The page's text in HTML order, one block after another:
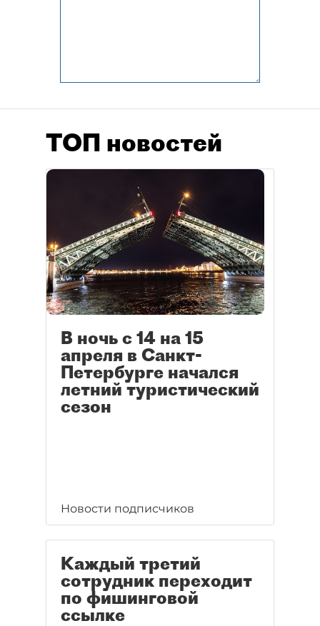
ТОП новостей
В ночь с 14 на 15
апреля в Санкт-
Петербурге начался
летний туристический
сезон
Новости подписчиков
Каждый третий
сотрудник переходит
по фишинговой
ссылке